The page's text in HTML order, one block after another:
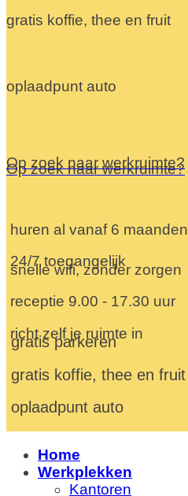
gratis koffie, thee en fruit
oplaadpunt auto
Op zoek naar werkruimte?
Op zoek naar werkruimte?
huren al vanaf 6 maanden
24/7 toegangelijk
snelle wifi, zonder zorgen
receptie 9.00 - 17.30 uur
richt zelf je ruimte in
gratis parkeren
gratis koffie, thee en fruit
oplaadpunt auto
Home
Werkplekken
Kantoren